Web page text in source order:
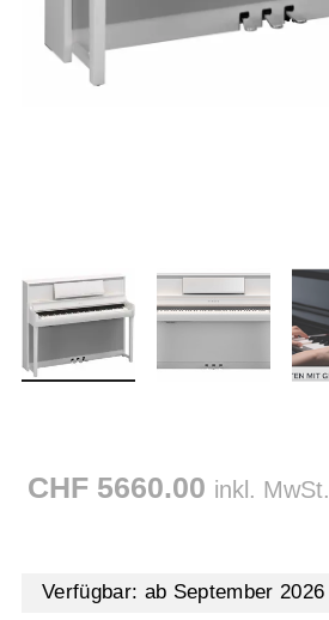
CHF 5660.00 inkl. MwSt.
Verfügbar: ab September 2026